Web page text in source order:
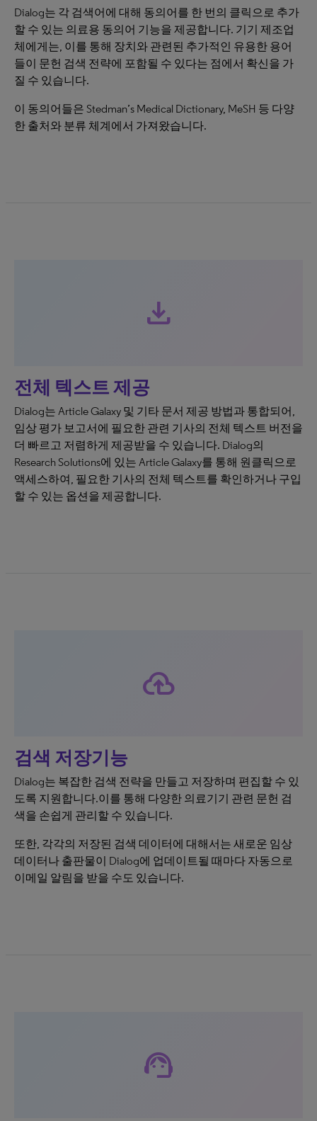
Dialog는 각 검색어에 대해 동의어를 한 번의 클릭으로 추가
할 수 있는 의료용 동의어 기능을 제공합니다. 기기 제조업
체에게는, 이를 통해 장치와 관련된 추가적인 유용한 용어
들이 문헌 검색 전략에 포함될 수 있다는 점에서 확신을 가
질 수 있습니다.
이 동의어들은 Stedman’s Medical Dictionary, MeSH 등 다양
한 출처와 분류 체계에서 가져왔습니다.
download
전체 텍스트 제공
Dialog는 Article Galaxy 및 기타 문서 제공 방법과 통합되어,
임상 평가 보고서에 필요한 관련 기사의 전체 텍스트 버전을
더 빠르고 저렴하게 제공받을 수 있습니다. Dialog의
Research Solutions에 있는 Article Galaxy를 통해 원클릭으로
액세스하여, 필요한 기사의 전체 텍스트를 확인하거나 구입
할 수 있는 옵션을 제공합니다.
cloud_upload
검색 저장기능
Dialog는 복잡한 검색 전략을 만들고 저장하며 편집할 수 있
도록 지원합니다.이를 통해 다양한 의료기기 관련 문헌 검
색을 손쉽게 관리할 수 있습니다.
또한, 각각의 저장된 검색 데이터에 대해서는 새로운 임상
데이터나 출판물이 Dialog에 업데이트될 때마다 자동으로
이메일 알림을 받을 수도 있습니다.
support_agent